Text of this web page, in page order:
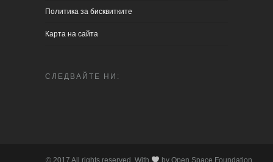
Политика за бисквитките
Карта на сайта
СЛЕДВАЙТЕ НИ:
© 2017 All rights reserved. With by Open Space Foundation.